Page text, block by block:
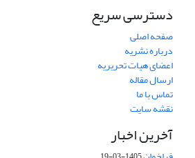
دسترسی سریع
صفحه اصلی
درباره نشریه
اعضای هیات تحریریه
ارسال مقاله
تماس با ما
نقشه سایت
آخرین اخبار